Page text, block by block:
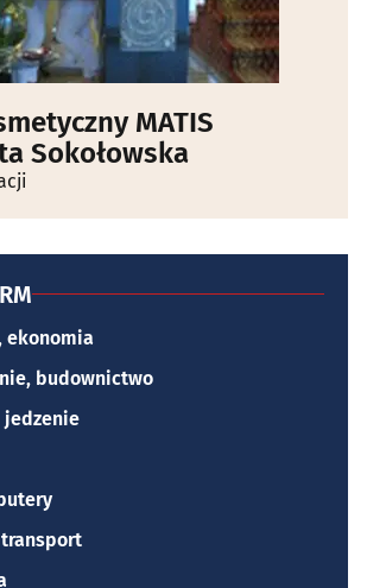
MATIS
Sokołowska
ekonomia
budownictwo
jedzenie